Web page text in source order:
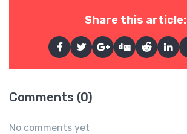
Share this article:
Comments (0)
No comments yet